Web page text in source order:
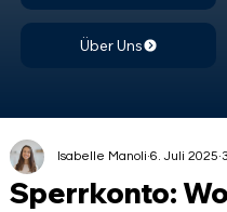
Über Uns
Sperrkonto:
Isabelle Manoli 6. Juli 2025